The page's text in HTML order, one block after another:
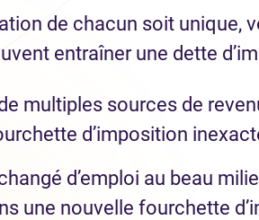
de chacun soit unique,
entraîner une dette
multiples sources de
d’imposition
d’emploi au beau
une nouvelle fourchette